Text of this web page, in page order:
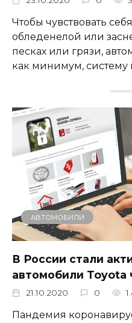
Чтобы чувствовать
обледенелой или
песках или грязи,
как минимум, систему
АВТОМОБИЛИ
В России стали
автомобили Toyota
21.10.2020 0
Пандемия